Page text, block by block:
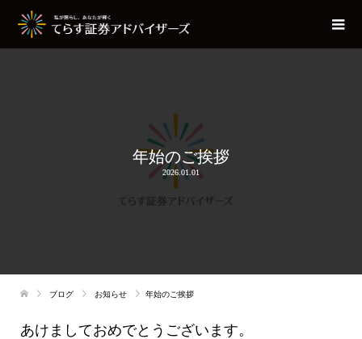
年始のご挨拶
2026.01.01
ブログ お知らせ 年始のご挨拶
あけましておめでとうございます。